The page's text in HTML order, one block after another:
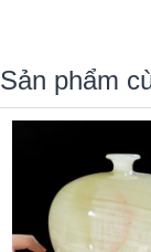
Bình
Bình hút lộclà
nhiên, thiết kế
Phần miệng
để thu giữ tài
thắt lại kết hợp
của cải, phát
Sản phẩm